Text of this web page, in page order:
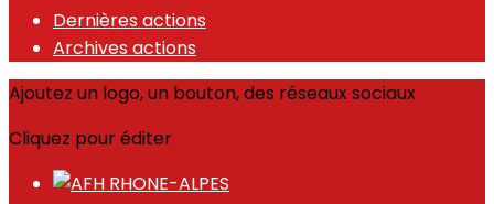
Dernières actions
Archives actions
Ajoutez un logo, un bouton, des réseaux sociaux
Cliquez pour éditer